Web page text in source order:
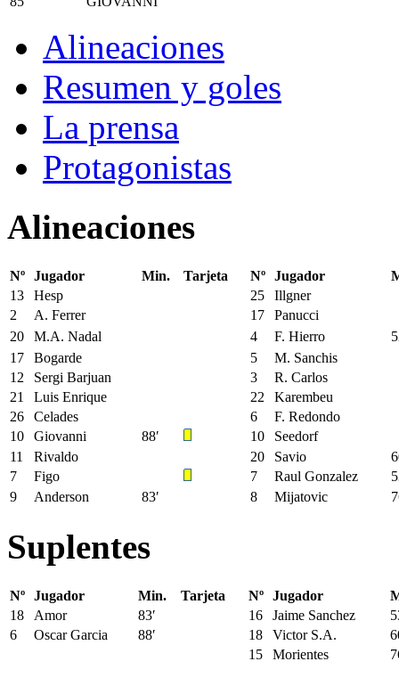
Alineaciones
Resumen y goles
La prensa
Protagonistas
Alineaciones
Nº Jugador Min. Tarjeta Nº Jugador
13
Hesp 25
Illgner
2
A. Ferrer 17
Panucci
20
M.A. Nadal 4 F. Hierro
17
Bogarde 5
M. Sanchis
12
Sergi Barjuan 3
R. Carlos
21
Luis Enrique 22
Karembeu
26
Celades 6
F. Redondo
10
Giovanni 88′ 10
Seedorf
11
Rivaldo 20 Savio
7
Figo 7 Raul Gonzalez
9
Anderson 83′ 8 Mijatovic
Suplentes
Nº Jugador Min. Tarjeta Nº Jugador
18
Amor 83′ 16 Jaime Sanchez
6
Oscar Garcia 88′ 18 Victor S.A.
15
Morientes